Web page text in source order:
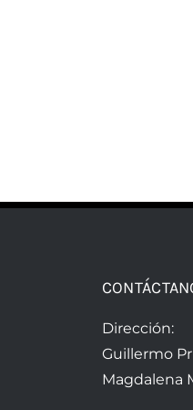
Dirección:
Guillermo
Magdalena